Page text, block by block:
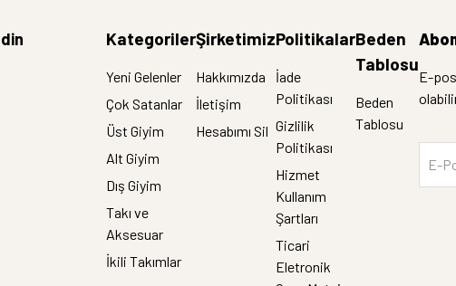
Kategoriler
Yeni Gelenler
Çok Satanlar
Üst Giyim
Alt Giyim
Dış Giyim
Takı ve
Aksesuar
İkili Takımlar
Şirketimiz
Hakkımızda
İletişim
Hesabımı Sil
Politikalar
İade
Politikası
Gizlilik
Politikası
Hizmet
Kullanım
Şartları
Ticari
Eletronik
Beden
Tablosu
Beden
Tablosu
E-
E-